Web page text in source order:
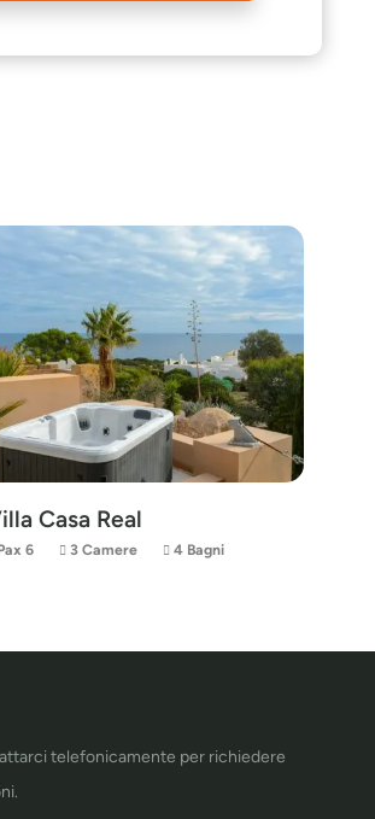
Casa Real
6 3 Camere 4 Bagni
telefonicamente per richiedere